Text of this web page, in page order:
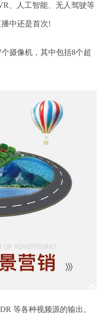
、人工智能、无人驾驶等
中还是首次!
摄像机，其中包括8个超
等各种视频源的输出。